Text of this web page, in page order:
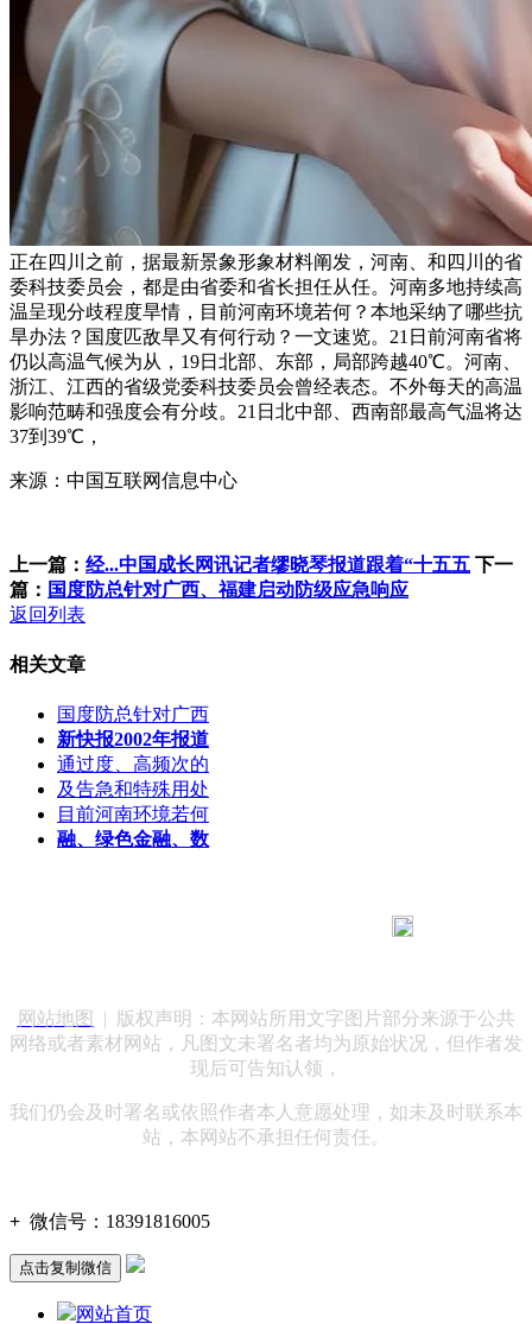
正在四川之前，据最新景象形象材料阐发，河南、和四川的省
委科技委员会，都是由省委和省长担任从任。河南多地持续高
温呈现分歧程度旱情，目前河南环境若何？本地采纳了哪些抗
旱办法？国度匹敌旱又有何行动？一文速览。21日前河南省将
仍以高温气候为从，19日北部、东部，局部跨越40℃。河南、
浙江、江西的省级党委科技委员会曾经表态。不外每天的高温
影响范畴和强度会有分歧。21日北中部、西南部最高气温将达
37到39℃，
来源：中国互联网信息中心
上一篇： 经...中国成长网讯记者缪晓琴报道跟着“十五五 下一
篇： 国度防总针对广西、福建启动防级应急响应
返回列表
相关文章
国度防总针对广西
新快报2002年报道
通过度、高频次的
及告急和特殊用处
目前河南环境若何
融、绿色金融、数
网站地图
| 版权声明：本网站所用文字图片部分来源于公共
网络或者素材网站，凡图文未署名者均为原始状况，但作者发
现后可告知认领，
我们仍会及时署名或依照作者本人意愿处理，如未及时联系本
站，本网站不承担任何责任。
+ 微信号： 18391816005
点击复制微信
网站首页